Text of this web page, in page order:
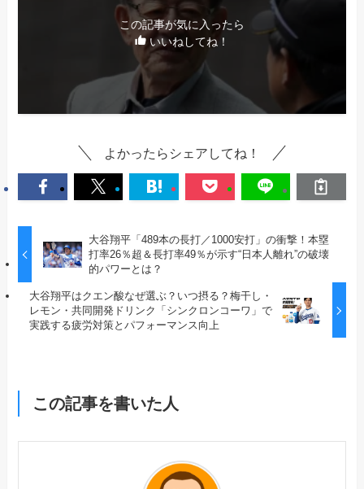
この記事が気に入ったら
いいねしてね！
よかったらシェアしてね！
大谷翔平「489本の長打／1000安打」の衝撃！本塁
打率26％超＆長打率49％が示す“日本人離れ”の破壊
的パワーとは？
大谷翔平はクエン酸なぜ選ぶ？いつ摂る？梅干し・
レモン・共同開発ドリンク「シンクロンコーワ」で
実践する疲労対策とパフォーマンス向上
この記事を書いた人